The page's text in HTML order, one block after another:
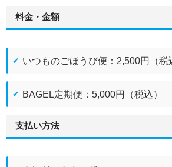
料金・金額
いつものごほうび便：2,500円（税
BAGEL定期便：5,000円（税込）
支払い方法